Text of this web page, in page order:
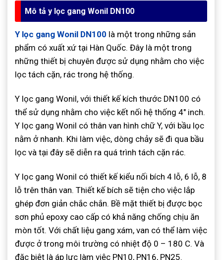
Mô tả y lọc gang Wonil DN100
Y lọc gang Wonil DN100 là một trong những sản
phẩm có xuất xứ tại Hàn Quốc. Đây là một trong
những thiết bị chuyên được sử dụng nhằm cho việc
lọc tách cặn, rác trong hệ thống.
Y lọc gang Wonil, với thiết kế kích thước DN100 có
thể sử dụng nhằm cho việc kết nối hệ thống 4″ inch.
Y lọc gang Wonil có thân van hình chữ Y, với bầu lọc
nằm ở nhanh. Khi làm việc, dòng chảy sẽ đi qua bầu
lọc và tại đây sẽ diễn ra quá trình tách cặn rác.
Y lọc gang Wonil có thiết kế kiểu nối bích 4 lỗ, 6 lỗ, 8
lỗ trên thân van. Thiết kế bích sẽ tiện cho việc lắp
ghép đơn giản chắc chắn. Bề mặt thiết bị được bọc
sơn phủ epoxy cao cấp có khả năng chống chịu ăn
mòn tốt. Với chất liệu gang xám, van có thể làm việc
được ở trong môi trường có nhiệt độ 0 – 180 C. Và
đặc biệt là áp lực làm việc PN10, PN16, PN25.